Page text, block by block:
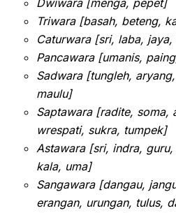
Dwiwara [menga, pepet]
Triwara [basah, beteng,
Caturwara [sri, laba, jaya,
Pancawara [umanis,
Sadwara [tungleh,
maulu]
Saptawara [radite, soma,
wrespati, sukra, tumpek]
Astawara [sri, indra,
kala, uma]
Sangawara [dangau,
erangan, urungan, tulus,